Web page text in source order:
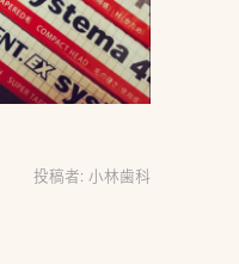
投稿者: 小林歯科